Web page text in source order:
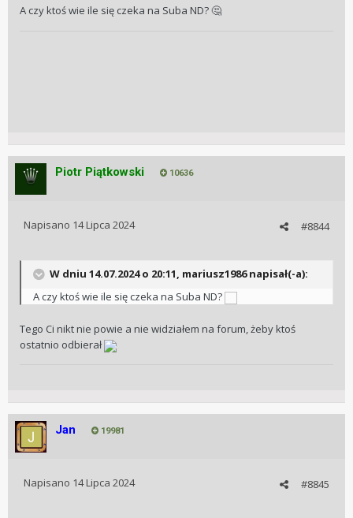
A czy ktoś wie ile się czeka na Suba ND? 🤔
Piotr Piątkowski 10636
#8844
Napisano 14 Lipca 2024
W dniu 14.07.2024 o 20:11, mariusz1986napisał(-a):
A czy ktoś wie ile się czeka na Suba ND?
Tego Ci nikt nie powie a nie widziałem na forum, żeby ktoś
ostatnio odbierał
Jan 19981
#8845
Napisano 14 Lipca 2024